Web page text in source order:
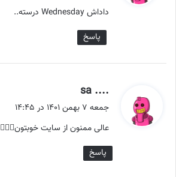
: داداش Wednesday درسته..
پاسخ
.... sa
ف
:
جمعه ۷ بهمن ۱۴۰۱ در ۱۴:۴۵
عالی ممنون از سایت خوبتون👍🏻🌼
پاسخ